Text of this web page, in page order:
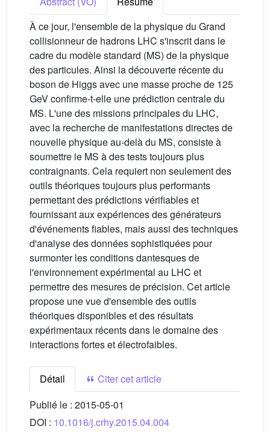
À ce jour, l'ensemble de la physique du Grand
collisionneur de hadrons LHC s'inscrit dans le
cadre du modèle standard (MS) de la physique
des particules. Ainsi la découverte récente du
boson de Higgs avec une masse proche de 125
GeV confirme-t-elle une prédiction centrale du
MS. L'une des missions principales du LHC,
avec la recherche de manifestations directes de
nouvelle physique au-delà du MS, consiste à
soumettre le MS à des tests toujours plus
contraignants. Cela requiert non seulement des
outils théoriques toujours plus performants
permettant des prédictions vérifiables et
fournissant aux expériences des générateurs
d'événements fiables, mais aussi des techniques
d'analyse des données sophistiquées pour
surmonter les conditions dantesques de
l'environnement expérimental au LHC et
permettre des mesures de précision. Cet article
propose une vue d'ensemble des outils
théoriques disponibles et des résultats
expérimentaux récents dans le domaine des
interactions fortes et électrofaibles.
Détail
Citer cet article
Publié le : 2015-05-01
DOI : 10.1016/j.crhy.2015.04.004